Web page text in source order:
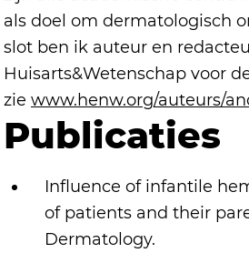
als doel om dermatologisch
slot ben ik auteur en
Huisarts&Wetenschap voor
zie www.henw.org/auteurs/
Publicaties
Influence of infantile
of patients and their
Dermatology.